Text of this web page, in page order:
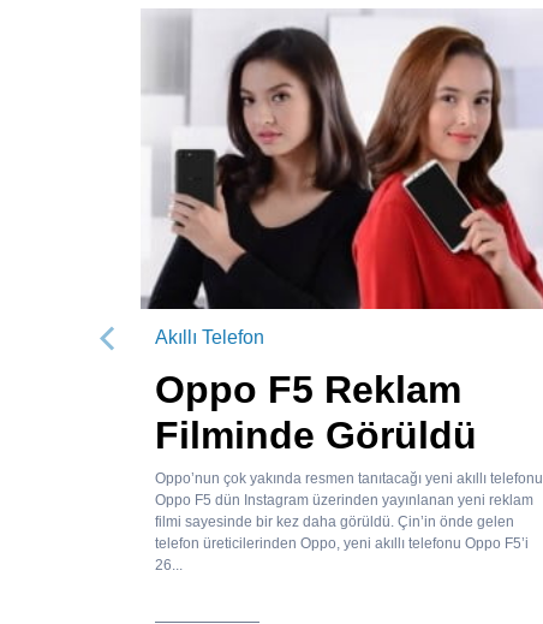
Akıllı Telefon
Oppo F5 Reklam
Filminde Görüldü
Oppo’nun çok yakında resmen tanıtacağı yeni akıllı telefonu
Oppo F5 dün Instagram üzerinden yayınlanan yeni reklam
filmi sayesinde bir kez daha görüldü. Çin’in önde gelen
telefon üreticilerinden Oppo, yeni akıllı telefonu Oppo F5’i
26...
Önceki